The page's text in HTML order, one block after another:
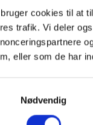
cookies til at
trafik. Vi deler
eller som de har
Nødvendig